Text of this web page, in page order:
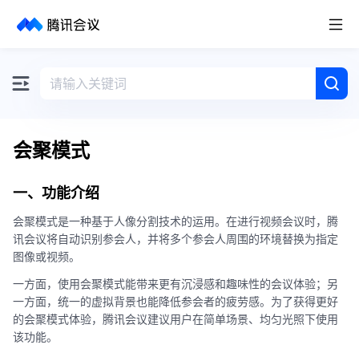
取消
会聚模式
一、功能介绍
会聚模式是一种基于人像分割技术的运用。在进行视频会议时，腾
讯会议将自动识别参会人，并将多个参会人周围的环境替换为指定
图像或视频。
一方面，使用会聚模式能带来更有沉浸感和趣味性的会议体验；另
一方面，统一的虚拟背景也能降低参会者的疲劳感。为了获得更好
的会聚模式体验，腾讯会议建议用户在简单场景、均匀光照下使用
该功能。